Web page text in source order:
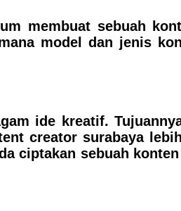
membuat sebuah
model dan jenis
ide kreatif.
creator surabaya
ciptakan sebuah